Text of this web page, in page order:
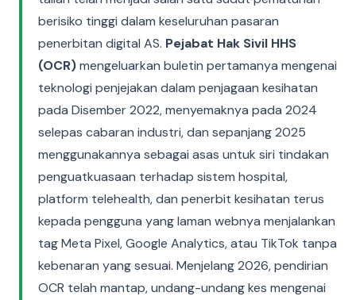
berisiko tinggi dalam keseluruhan pasaran
penerbitan digital AS. Pejabat Hak Sivil HHS
(OCR)mengeluarkan buletin pertamanya mengenai
teknologi penjejakan dalam penjagaan kesihatan
pada Disember 2022, menyemaknya pada 2024
selepas cabaran industri, dan sepanjang 2025
menggunakannya sebagai asas untuk siri tindakan
penguatkuasaan terhadap sistem hospital,
platform telehealth, dan penerbit kesihatan terus
kepada pengguna yang laman webnya menjalankan
tag Meta Pixel, Google Analytics, atau TikTok tanpa
kebenaran yang sesuai. Menjelang 2026, pendirian
OCR telah mantap, undang-undang kes mengenai